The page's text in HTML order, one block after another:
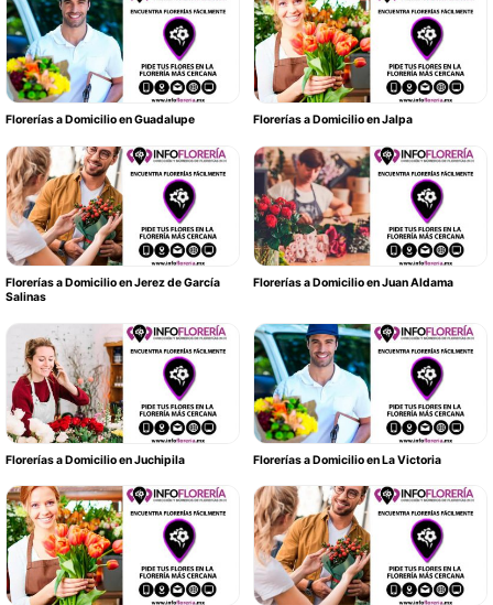
Florerías a Domicilio en Guadalupe Florerías a Domicilio en Jalpa
Florerías a Domicilio en Jerez de García
Salinas
Florerías a Domicilio en Juan Aldama
Florerías a Domicilio en Juchipila Florerías a Domicilio en La Victoria